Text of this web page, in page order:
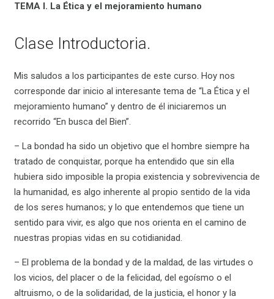
TEMA I. La Ética y el mejoramiento humano
Clase Introductoria.
Mis saludos a los participantes de este curso. Hoy nos
corresponde dar inicio al interesante tema de “La Ética y el
mejoramiento humano” y dentro de él iniciaremos un
recorrido “En busca del Bien”.
– La bondad ha sido un objetivo que el hombre siempre ha
tratado de conquistar, porque ha entendido que sin ella
hubiera sido imposible la propia existencia y sobrevivencia de
la humanidad, es algo inherente al propio sentido de la vida
de los seres humanos; y lo que entendemos que tiene un
sentido para vivir, es algo que nos orienta en el camino de
nuestras propias vidas en su cotidianidad.
– El problema de la bondad y de la maldad, de las virtudes o
los vicios, del placer o de la felicidad, del egoísmo o el
altruismo, o de la solidaridad, de la justicia, el honor y la